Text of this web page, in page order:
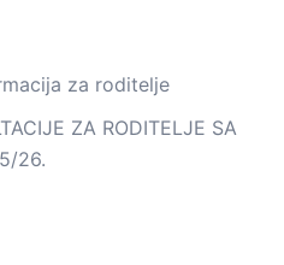
za roditelje
ZA RODITELJE SA
26.